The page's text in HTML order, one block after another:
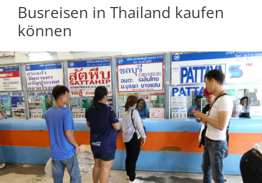
Busreisen in Thailand kaufen
können